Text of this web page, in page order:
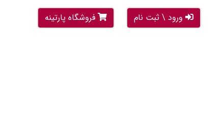
ورود \ ثبت نام فروشگاه پارتینه